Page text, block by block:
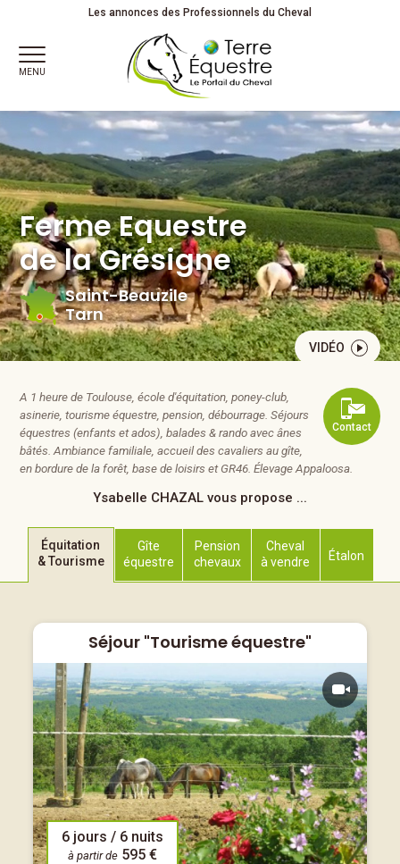
Ferme Equestre de la Grésigne à Saint-Beauzile dans le Tarn
Les annonces des Professionnels du Cheval
MENU
Ferme Equestre
de la Grésigne
Saint-Beauzile
Tarn
VIDÉO
Contact
A 1 heure de Toulouse, école d'équitation, poney-club,
asinerie, tourisme équestre, pension, débourrage. Séjours
équestres (enfants et ados), balades & rando avec ânes
bâtés. Ambiance familiale, accueil des cavaliers au gîte,
en bordure de la forêt, base de loisirs et GR46. Élevage Appaloosa.
Ysabelle CHAZAL vous propose ...
Équitation
& Tourisme
Gîte
équestre
Pension
chevaux
Cheval
à vendre
Étalon
Séjour "Tourisme équestre"
6 jours / 6 nuits
à partir de 595 €